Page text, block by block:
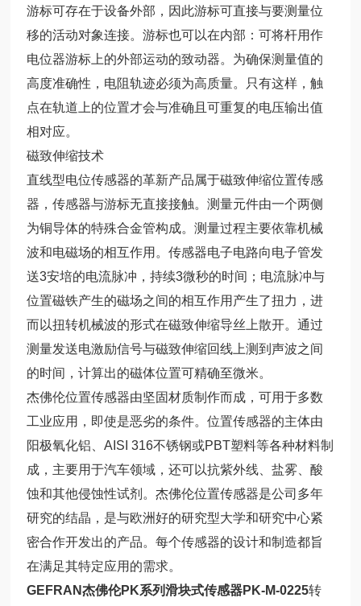
游标可存在于设备外部，因此游标可直接与要测量位
移的活动对象连接。游标也可以在内部：可将杆用作
电位器游标上的外部运动的致动器。为确保测量值的
高度准确性，电阻轨迹必须为高质量。只有这样，触
点在轨道上的位置才会与准确且可重复的电压输出值
相对应。
磁致伸缩技术
直线型电位传感器的革新产品属于磁致伸缩位置传感
器，传感器与游标无直接接触。测量元件由一个两侧
为铜导体的特殊合金管构成。测量过程主要依靠机械
波和电磁场的相互作用。传感器电子电路向电子管发
送3安培的电流脉冲，持续3微秒的时间；电流脉冲与
位置磁铁产生的磁场之间的相互作用产生了扭力，进
而以扭转机械波的形式在磁致伸缩导丝上散开。通过
测量发送电激励信号与磁致伸缩回线上测到声波之间
的时间，计算出的磁体位置可精确至微米。
杰佛伦位置传感器由坚固材质制作而成，可用于多数
工业应用，即使是恶劣的条件。位置传感器的主体由
阳极氧化铝、AISI 316不锈钢或PBT塑料等各种材料制
成，主要用于汽车领域，还可以抗紫外线、盐雾、酸
蚀和其他侵蚀性试剂。杰佛伦位置传感器是公司多年
研究的结晶，是与欧洲好的研究型大学和研究中心紧
密合作开发出的产品。每个传感器的设计和制造都旨
在满足其特定应用的需求。
GEFRAN杰佛伦PK系列滑块式传感器PK-M-0225转